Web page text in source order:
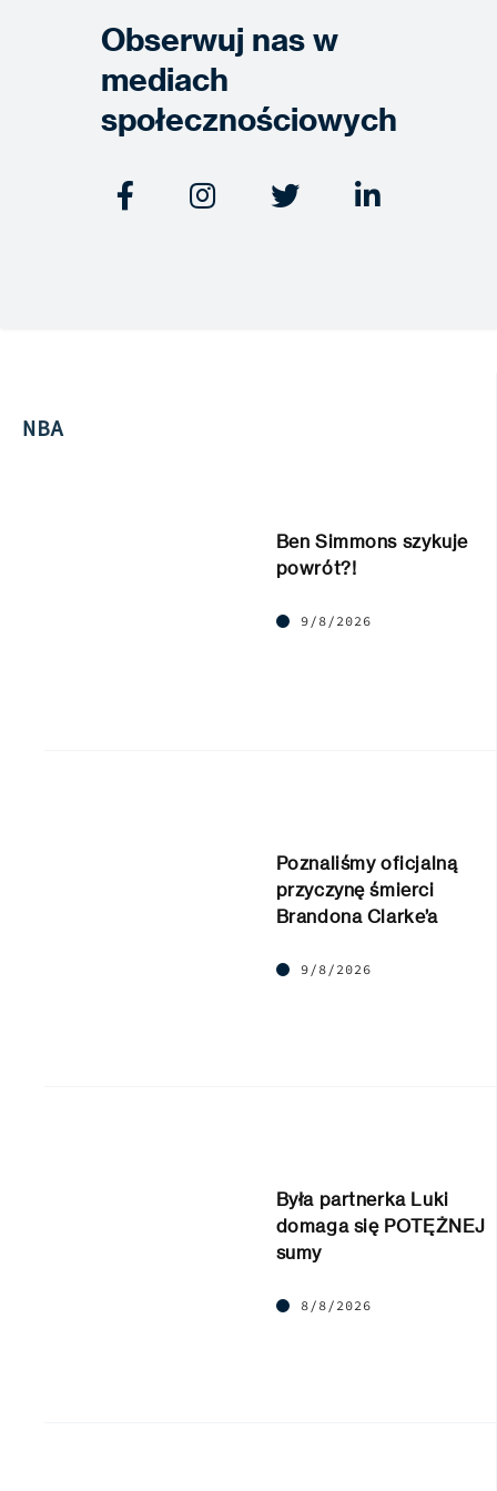
Obserwuj nas w
mediach
społecznościowych
   
NBA
Ben Simmons szykuje
powrót?!
9/8/2026
Poznaliśmy oficjalną
przyczynę śmierci
Brandona Clarke’a
9/8/2026
Była partnerka Luki
domaga się POTĘŻNEJ
sumy
8/8/2026